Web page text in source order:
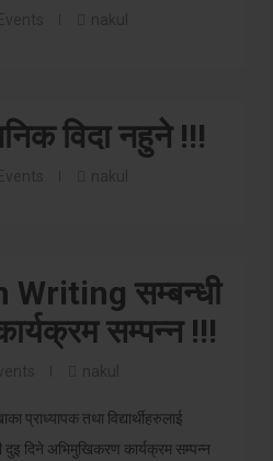
विदा नहुने !!!
सम्बन्धी
सम्पन्न !!!
प्राध्यापक तथा विद्यार्थीहरुलाई
दिने अभिमुखिकरण कार्यक्रम सम्पन्न